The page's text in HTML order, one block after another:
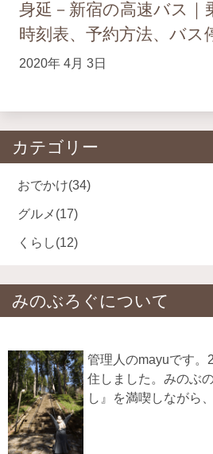
身延－新宿の高速バス｜
時刻表、予約方法、バス
2020年 4月 3日
カテゴリー
おでかけ(34)
グルメ (17)
くらし(12)
みのぶろぐについて
管理人のmayuです。
住しました。みのぶ
し』を満喫しながら